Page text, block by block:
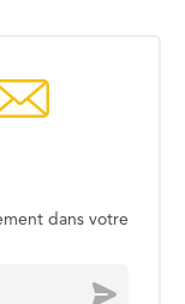
dans votre
Envoyer